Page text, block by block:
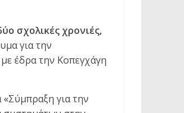
σχολικές χρονιές,
για την
έδρα την Κοπεγχάγη
για την